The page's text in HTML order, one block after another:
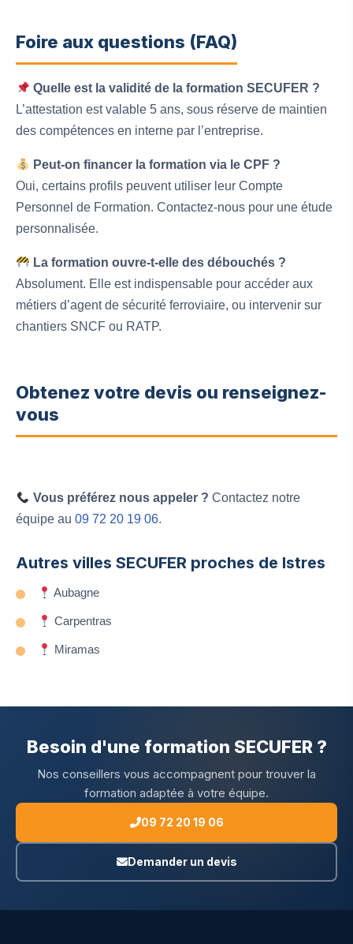
Foire aux questions (FAQ)
Quelle est la validité de la formation SECUFER ?
L’attestation est valable 5 ans, sous réserve de maintien
des compétences en interne par l’entreprise.
Peut-on financer la formation via le CPF ?
Oui, certains profils peuvent utiliser leur Compte
Personnel de Formation. Contactez-nous pour une étude
personnalisée.
La formation ouvre-t-elle des débouchés ?
Absolument. Elle est indispensable pour accéder aux
métiers d’agent de sécurité ferroviaire, ou intervenir sur
chantiers SNCF ou RATP.
Obtenez votre devis ou renseignez-
vous
Vous préférez nous appeler ? Contactez notre
équipe au 09 72 20 19 06.
Autres villes SECUFER proches de Istres
Aubagne
Carpentras
Miramas
Besoin d'une formation SECUFER ?
Nos conseillers vous accompagnent pour trouver la
formation adaptée à votre équipe.
09 72 20 19 06
Demander un devis